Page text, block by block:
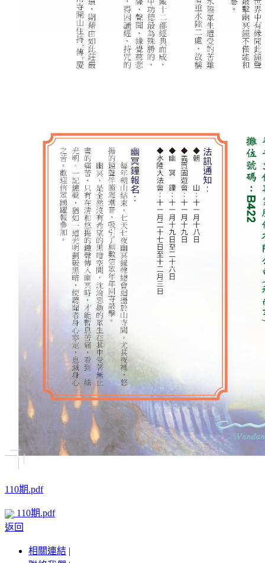
110期.pdf
110期.pdf
返回
相關連結 |